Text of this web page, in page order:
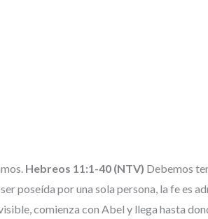
Hebreos 11:1-40 (NTV) Debemos
poseída por una sola persona, la fe es
comienza con Abel y llega hasta